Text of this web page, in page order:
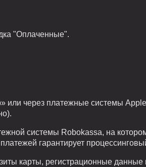
"Оплаченные".
или через платежные системы
системы Robokassa, на
гарантирует
карты, регистрационные данные